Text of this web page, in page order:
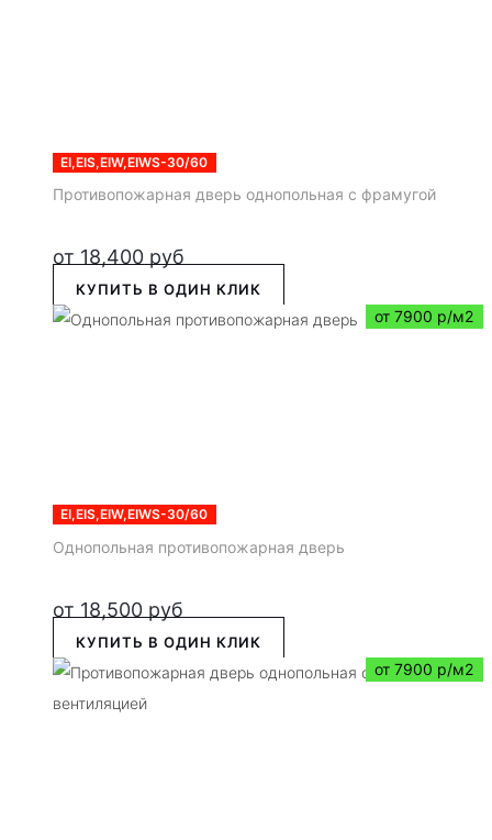
EI,EIS,EIW,EIWS-30/60
Противопожарная дверь однопольная с фрамугой
от 18,400 руб
КУПИТЬ В ОДИН КЛИК
от 7900 р/м2
EI,EIS,EIW,EIWS-30/60
Однопольная противопожарная дверь
от 18,500 руб
КУПИТЬ В ОДИН КЛИК
от 7900 р/м2